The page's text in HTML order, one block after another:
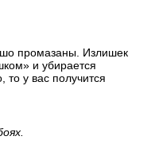
промазаны. Излишек
и убирается
то у вас получится